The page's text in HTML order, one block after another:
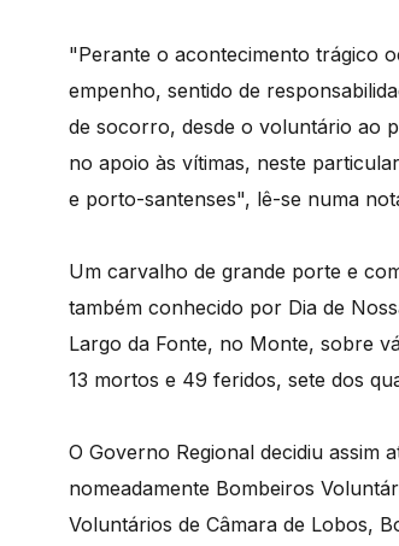
"Perante o acontecimento trágico
empenho, sentido de
de socorro, desde o voluntário ao
no apoio às vítimas, neste
e porto-santenses", lê-se numa
Um carvalho de grande porte e
também conhecido por Dia de
Largo da Fonte, no Monte, sobre
13 mortos e 49 feridos, sete dos
O Governo Regional decidiu assim
nomeadamente Bombeiros
Voluntários de Câmara de Lobos,